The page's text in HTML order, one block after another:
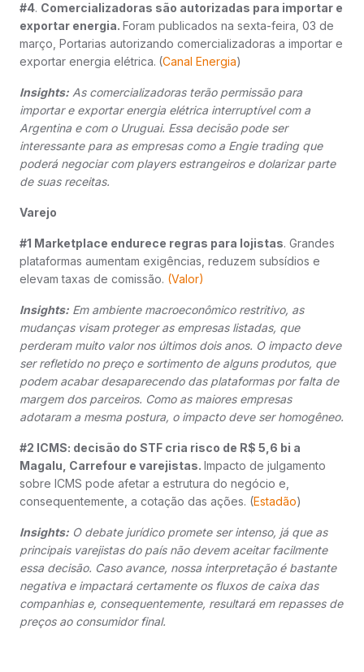
#4. Comercializadoras são autorizadas para importar e
exportar energia. Foram publicados na sexta-feira, 03 de
março, Portarias autorizando comercializadoras a importar e
exportar energia elétrica. (Canal Energia)
Insights: As comercializadoras terão permissão para
importar e exportar energia elétrica interruptível com a
Argentina e com o Uruguai. Essa decisão pode ser
interessante para as empresas como a Engie trading que
poderá negociar com players estrangeiros e dolarizar parte
de suas receitas.
Varejo
#1 Marketplace endurece regras para lojistas. Grandes
plataformas aumentam exigências, reduzem subsídios e
elevam taxas de comissão. (Valor)
Insights: Em ambiente macroeconômico restritivo, as
mudanças visam proteger as empresas listadas, que
perderam muito valor nos últimos dois anos. O impacto deve
ser refletido no preço e sortimento de alguns produtos, que
podem acabar desaparecendo das plataformas por falta de
margem dos parceiros. Como as maiores empresas
adotaram a mesma postura, o impacto deve ser homogêneo.
#2 ICMS: decisão do STF cria risco de R$ 5,6 bi a
Magalu, Carrefour e varejistas. Impacto de julgamento
sobre ICMS pode afetar a estrutura do negócio e,
consequentemente, a cotação das ações. (Estadão)
Insights: O debate jurídico promete ser intenso, já que as
principais varejistas do país não devem aceitar facilmente
essa decisão. Caso avance, nossa interpretação é bastante
negativa e impactará certamente os fluxos de caixa das
companhias e, consequentemente, resultará em repasses de
preços ao consumidor final.